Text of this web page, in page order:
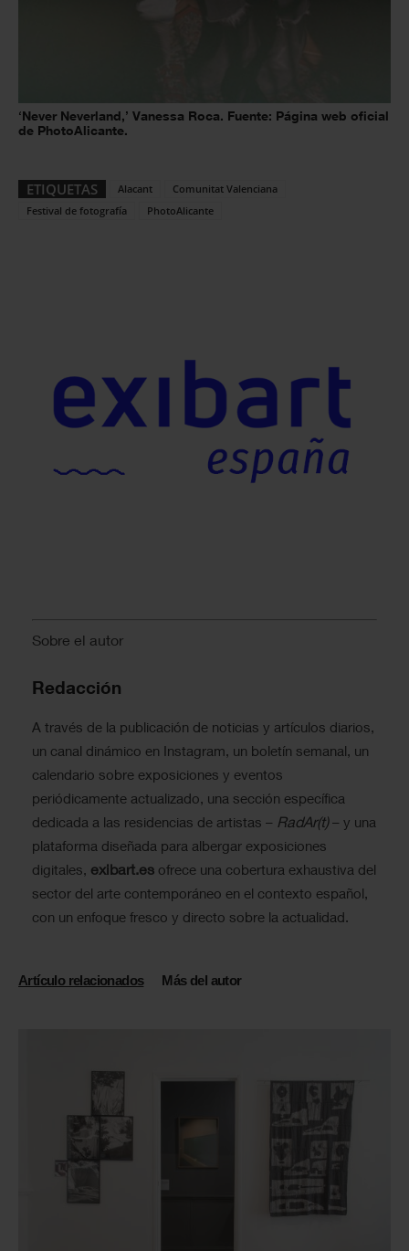
‘Never Neverland,’ Vanessa Roca. Fuente: Página web oficial
de PhotoAlicante.
ETIQUETAS Alacant
Comunitat Valenciana
Festival de fotografía
PhotoAlicante
Sobre el autor
Redacción
A través de la publicación de noticias y artículos diarios,
un canal dinámico en Instagram, un boletín semanal, un
calendario sobre exposiciones y eventos
periódicamente actualizado, una sección específica
dedicada a las residencias de artistas – RadAr(t)– y una
plataforma diseñada para albergar exposiciones
digitales, exibart.es ofrece una cobertura exhaustiva del
sector del arte contemporáneo en el contexto español,
con un enfoque fresco y directo sobre la actualidad.
Artículo relacionados Más del autor